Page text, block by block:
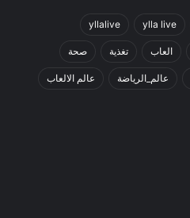
ylla live
yllalive
العاب تغذية صحة
عالم_الرياضة عالم الالعاب